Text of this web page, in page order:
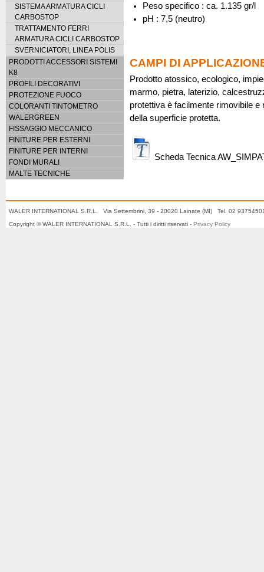
Peso specifico : ca. 1.135 gr/l
pH : 7,5 (neutro)
CAMPI DI
Prodotto atossico, ecologico,
marmo, pietra, laterizio,
protettiva è facilmente rimovibile
della superficie protetta.
Scheda Tecnica
SISTEMA ARMATURA CICLI
CARBOSTOP
TRATTAMENTO FERRI
ARMATURA CICLI CARBOSTOP
SVERNICIATORI, LINEA POLIS
PRODOTTI ACCESSORI SISTEMI
K8
PROFILI DECORATIVI
PROTEZIONE FUOCO
COLORANTI TINTOMETRO
WALERGREEN
FISSAGGIO MECCANICO
FINITURE PER ESTERNI
FINITURE PER INTERNI
FONDI MURALI
MALTE TECNICHE
WALER INTERNATIONAL S.R.L. Via Settembrini, 39 - 20020 Lainate (MI) Tel. 02
Copyright © WALER INTERNATIONAL S.R.L. - Tutti i diritti riservati - Privacy Policy